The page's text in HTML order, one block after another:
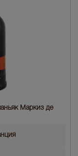
Маркиз де